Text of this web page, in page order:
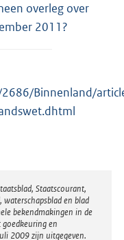
overleg over
2011?
Binnenland/
Staatscourant,
waterschapsblad en blad
bekendmakingen in de
en
2009 zijn uitgegeven.